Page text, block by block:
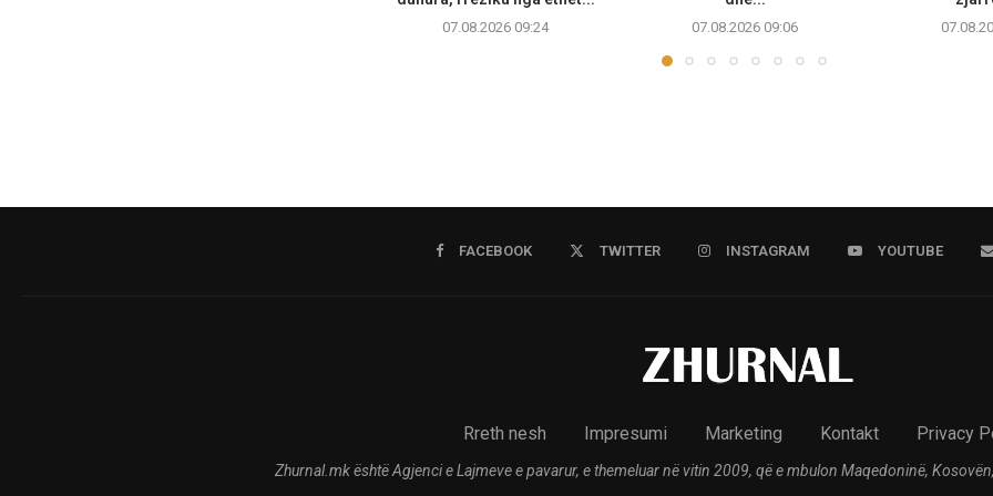
07.08.2026 09:24 07.08.2026 09:06
FACEBOOK TWITTER INSTAGRAM YOUTUBE
Rreth nesh Impresumi Marketing Kontakt Privacy
Zhurnal.mk është Agjenci e Lajmeve e pavarur, e themeluar në vitin 2009, që e mbulon Maqedoninë,